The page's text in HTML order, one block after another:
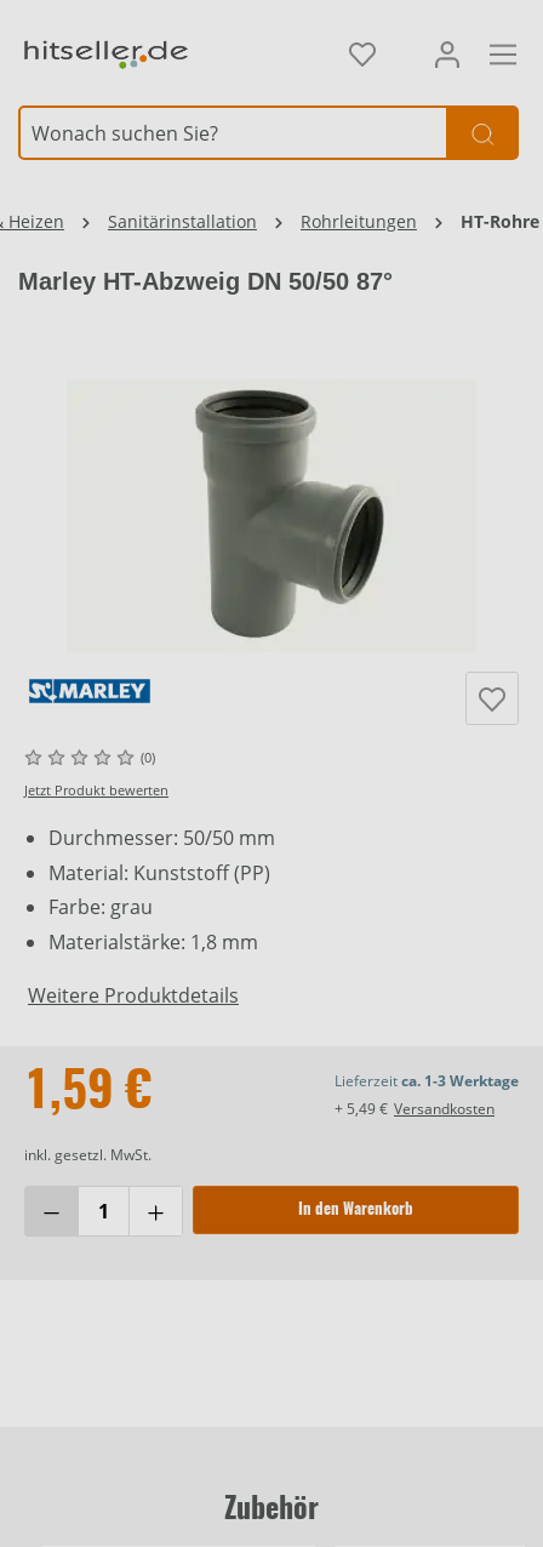
Heizen Sanitärinstallation Rohrleitungen HT-Rohre
Marley HT-Abzweig DN 50/50 87°
(0)
Jetzt Produkt bewerten
Durchmesser: 50/50 mm
Material: Kunststoff (PP)
Farbe: grau
Materialstärke: 1,8 mm
Weitere Produktdetails
1,59 €
inkl. gesetzl. MwSt.
Lieferzeitca. 1-3 Werktage
+ 5,49 € Versandkosten
In den Warenkorb
Zubehör